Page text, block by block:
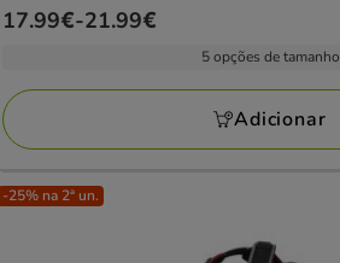
estrelas
avaliações
Preço
a
21.99€
17.99€-21.99€
5 opções de tamanho
Adicionar
-25% na 2ª un.